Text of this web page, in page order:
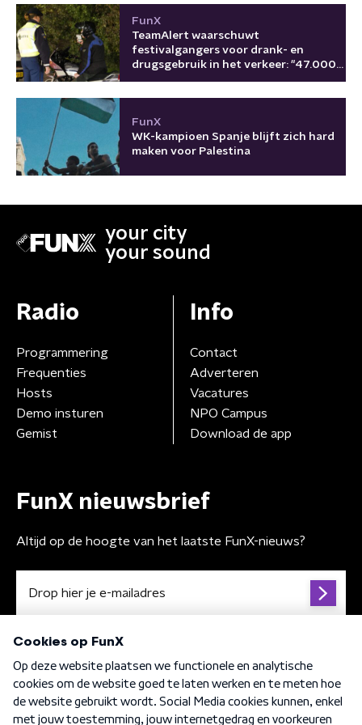
FunX
TeamAlert waarschuwt
festivalgangers voor drank- en
drugsgebruik in het verkeer: "47.000
FunX
WK-kampioen Spanje blijft zich hard
maken voor Palestina
your city
your sound
Radio
Programmering
Frequenties
Hosts
Demo insturen
Gemist
Info
Contact
Adverteren
Vacatures
NPO Campus
Download de app
FunX nieuwsbrief
Altijd op de hoogte van het laatste FunX-nieuws?
Algemene voorwaarden Privacybeleid